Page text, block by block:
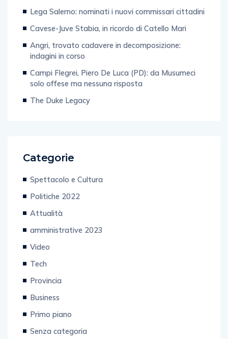
Lega Salerno: nominati i nuovi commissari cittadini
Cavese-Juve Stabia, in ricordo di Catello Mari
Angri, trovato cadavere in decomposizione:
indagini in corso
Campi Flegrei, Piero De Luca (PD): da Musumeci
solo offese ma nessuna risposta
The Duke Legacy
Categorie
Spettacolo e Cultura
Politiche 2022
Attualità
amministrative 2023
Video
Tech
Provincia
Business
Primo piano
Senza categoria